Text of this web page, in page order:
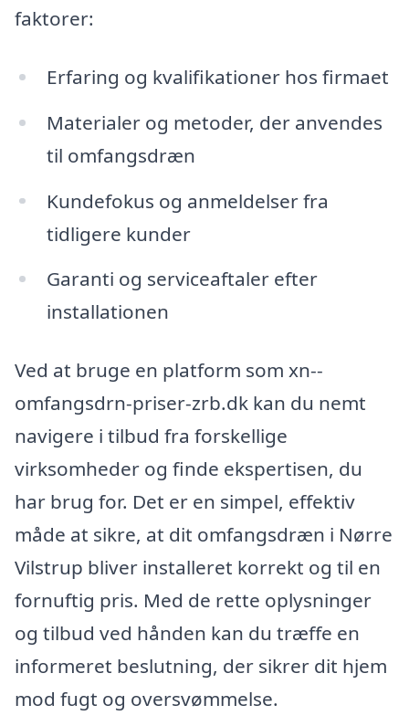
faktorer:
Erfaring og kvalifikationer hos firmaet
Materialer og metoder, der anvendes
til omfangsdræn
Kundefokus og anmeldelser fra
tidligere kunder
Garanti og serviceaftaler efter
installationen
Ved at bruge en platform som xn--
omfangsdrn-priser-zrb.dk kan du nemt
navigere i tilbud fra forskellige
virksomheder og finde ekspertisen, du
har brug for. Det er en simpel, effektiv
måde at sikre, at dit omfangsdræn i Nørre
Vilstrup bliver installeret korrekt og til en
fornuftig pris. Med de rette oplysninger
og tilbud ved hånden kan du træffe en
informeret beslutning, der sikrer dit hjem
mod fugt og oversvømmelse.